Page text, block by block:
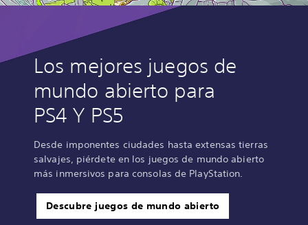
Los mejores juegos de
mundo abierto para
PS4 Y PS5
Desde imponentes ciudades hasta extensas tierras
salvajes, piérdete en los juegos de mundo abierto
más inmersivos para consolas de PlayStation.
Descubre juegos de mundo abierto